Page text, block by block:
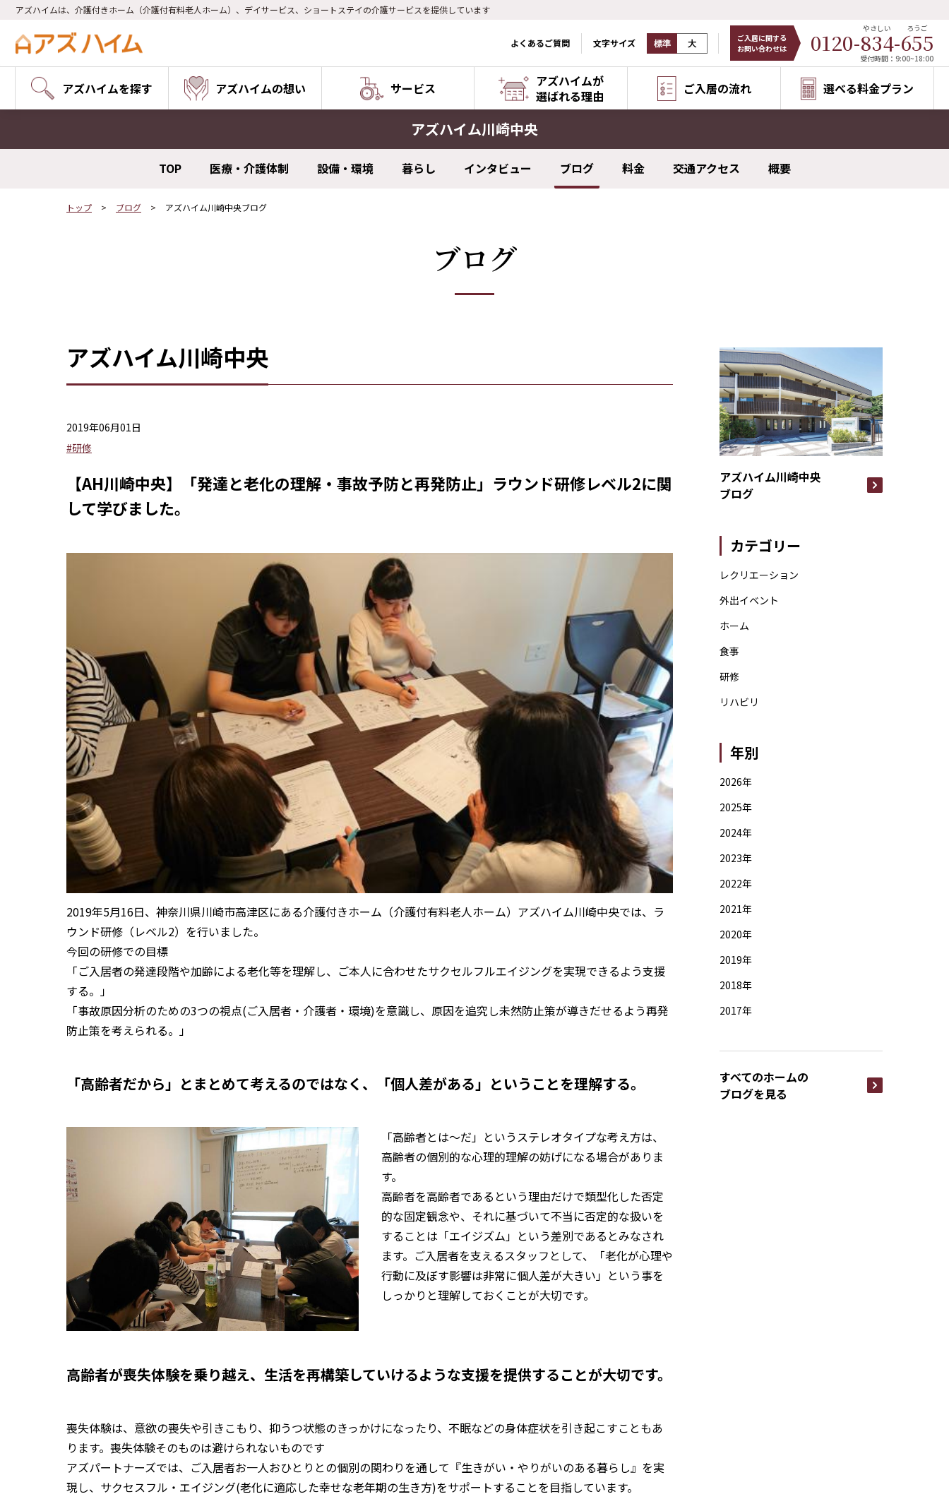
アズハイムは、介護付きホーム（介護付有料老人ホーム）、デイサービス、ショートステイの介護サービスを提供しています
よくあるご質問 文字サイズ 標準 大
ご入居に関する
お問い合わせは
0120-834
やさしい
-655
ろうご
受付時間：9:00~18:00
アズハイムを探す アズハイムの想い サービス
アズハイムが
選ばれる理由
ご入居の流れ 選べる料金プラン
アズハイム川崎中央
TOP 医療・介護体制 設備・環境 暮らし インタビュー ブログ 料金 交通アクセス 概要
トップ ブログ アズハイム川崎中央ブログ
ブログ
アズハイム川崎中央
2019年06月01日
#研修
【AH川崎中央】「発達と老化の理解・事故予防と再発防止」ラウンド研修レベル2に関
して学びました。
2019年5月16日、神奈川県川崎市高津区にある介護付きホーム（介護付有料老人ホーム）アズハイム川崎中央では、ラ
ウンド研修（レベル2）を行いました。
今回の研修での目標
「ご入居者の発達段階や加齢による老化等を理解し、ご本人に合わせたサクセルフルエイジングを実現できるよう支援
する。」
「事故原因分析のための3つの視点(ご入居者・介護者・環境)を意識し、原因を追究し未然防止策が導きだせるよう再発
防止策を考えられる。」
「高齢者だから」とまとめて考えるのではなく、「個人差がある」ということを理解する。
「高齢者とは～だ」というステレオタイプな考え方は、
高齢者の個別的な心理的理解の妨げになる場合がありま
す。
高齢者を高齢者であるという理由だけで類型化した否定
的な固定観念や、それに基づいて不当に否定的な扱いを
することは 「エイジズム」 という差別であるとみなされ
ます。ご入居者を支えるスタッフとして、「老化が心理や
行動に及ぼす影響は非常に個人差が大きい」という事を
しっかりと理解しておくことが大切です。
高齢者が喪失体験を乗り越え、生活を再構築していけるような支援を提供することが大切です。
喪失体験は、意欲の喪失や引きこもり、抑うつ状態のきっかけになったり、不眠などの身体症状を引き起こすこともあ
ります。喪失体験そのものは避けられないものです
アズパートナーズでは、ご入居者お一人おひとりとの個別の関わりを通して『生きがい・やりがいのある暮らし』を実
現し、 サクセスフル・エイジング(老化に適応した幸せな老年期の生き方)をサポートすることを目指しています。
アズハイム川崎中央
ブログ
カテゴリー
レクリエーション
外出イベント
ホーム
食事
研修
リハビリ
年別
2026年
2025年
2024年
2023年
2022年
2021年
2020年
2019年
2018年
2017年
すべてのホームの
ブログを見る